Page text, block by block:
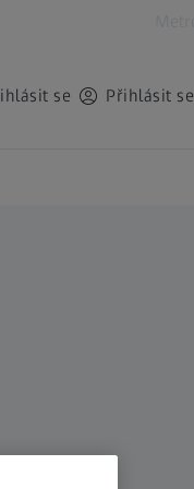
se Přihlásit se